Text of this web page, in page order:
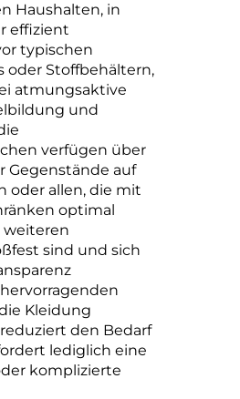
Haushalten, in
effizient
typischen
oder Stoffbehältern,
atmungsaktive
und
verfügen über
Gegenstände auf
oder allen, die mit
optimal
weiteren
sind und sich
Kleidung
den Bedarf
lediglich eine
komplizierte